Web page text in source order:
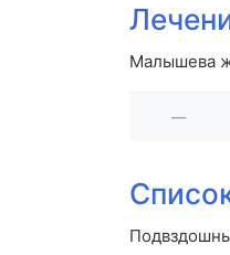
Малышева
—